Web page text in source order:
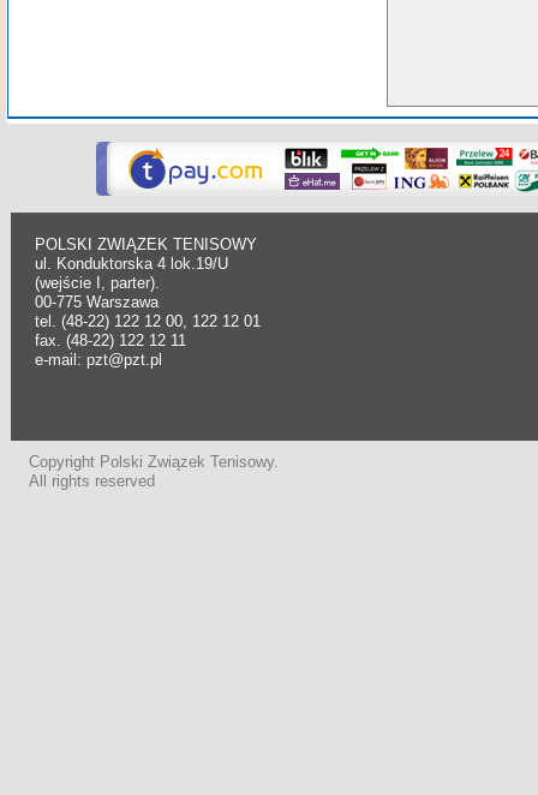
POLSKI ZWIĄZEK TENISOWY
ul. Konduktorska 4 lok.19/U
(wejście I, parter).
00-775 Warszawa
tel. (48-22) 122 12 00, 122 12 01
fax. (48-22) 122 12 11
e-mail: pzt@pzt.pl
Copyright Polski Związek Tenisowy.
All rights reserved